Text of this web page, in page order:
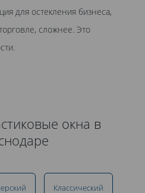
для остекления бизнеса,
сложнее. Это
окна в
Классический